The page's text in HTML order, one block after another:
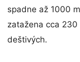
spadne až 1000
zatažena cca
deštivých.